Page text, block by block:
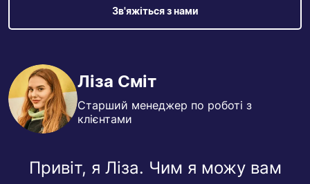
Зв'яжіться з нами
Ліза Сміт
Старший менеджер по роботі з
клієнтами
Привіт, я Ліза. Чим я можу вам